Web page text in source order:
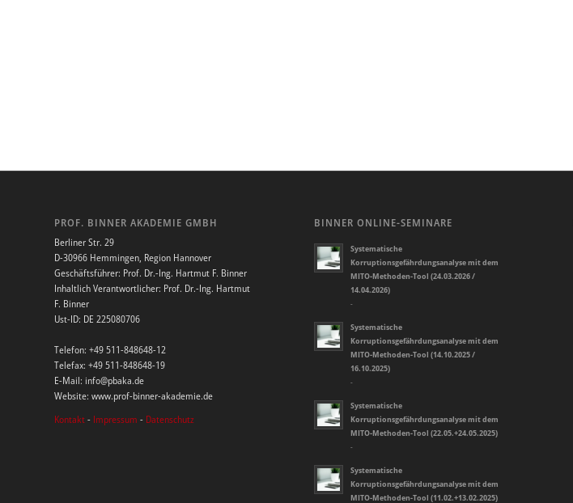
PROF. BINNER AKADEMIE GMBH
Berliner Str. 29
D-30966 Hemmingen, Region Hannover
Geschäftsführer: Prof. Dr.-Ing. Hartmut F. Binner
Inhaltlich Verantwortlicher: Prof. Dr.-Ing. Hartmut
F. Binner
Ust-ID: DE 225080706
Telefon: +49 511-848648-12
Telefax: +49 511-848648-19
E-Mail: info@pbaka.de
Website: www.prof-binner-akademie.de
Kontakt- Impressum - Datenschutz
BINNER ONLINE-SEMINARE
Systematische
Korruptionsgefährdungsanalyse mit dem
MITO-Methoden-Tool (24.03.2026 /
14.04.2026)
-
Systematische
Korruptionsgefährdungsanalyse mit dem
MITO-Methoden-Tool (14.10.2025 /
16.10.2025)
-
Systematische
Korruptionsgefährdungsanalyse mit dem
MITO-Methoden-Tool (22.05.+24.05.2025)
-
Systematische
Korruptionsgefährdungsanalyse mit dem
MITO-Methoden-Tool (11.02.+13.02.2025)